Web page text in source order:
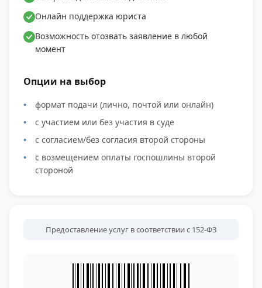
Онлайн поддержка юриста
Возможность отозвать заявление в любой
момент
Опции на выбор
формат подачи (лично, почтой или онлайн)
с участием или без участия в суде
с согласием/без согласия второй стороны
с возмещением оплаты госпошлины второй
стороной
Предоставление услуг в соответствии с 152-ФЗ